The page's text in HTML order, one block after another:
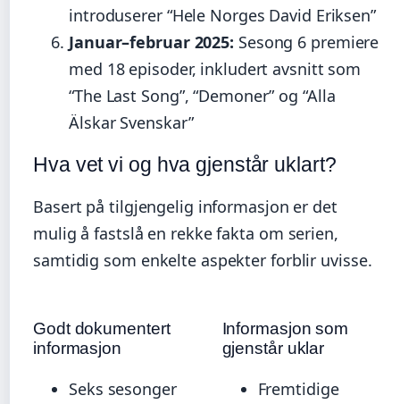
introduserer “Hele Norges David Eriksen”
Januar–februar 2025: Sesong 6 premiere
med 18 episoder, inkludert avsnitt som
“The Last Song”, “Demoner” og “Alla
Älskar Svenskar”
Hva vet vi og hva gjenstår uklart?
Basert på tilgjengelig informasjon er det
mulig å fastslå en rekke fakta om serien,
samtidig som enkelte aspekter forblir uvisse.
Godt dokumentert
informasjon
Seks sesonger
Informasjon som
gjenstår uklar
Fremtidige